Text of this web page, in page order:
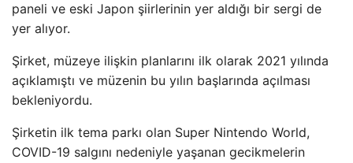
paneli ve eski Japon şiirlerinin yer aldığı bir sergi de
yer alıyor.
Şirket, müzeye ilişkin planlarını ilk olarak 2021 yılında
açıklamıştı ve müzenin bu yılın başlarında açılması
bekleniyordu.
Şirketin ilk tema parkı olan Super Nintendo World,
COVID-19 salgını nedeniyle yaşanan gecikmelerin